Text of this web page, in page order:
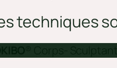
techniques